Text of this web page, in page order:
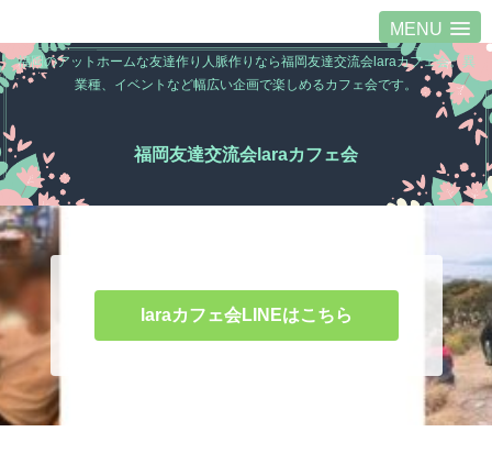
MENU
福岡のアットホームな友達作り人脈作りなら福岡友達交流会laraカフェ会。異
業種、イベントなど幅広い企画で楽しめるカフェ会です。
福岡友達交流会laraカフェ会
laraカフェ会LINEはこちら